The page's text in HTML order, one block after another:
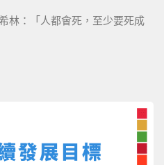
林：「人都會死，至少要死成